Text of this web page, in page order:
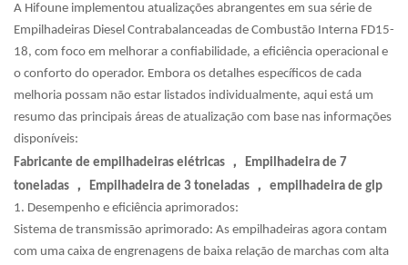
A Hifoune implementou atualizações abrangentes em sua série de
Empilhadeiras Diesel Contrabalanceadas de Combustão Interna FD15-
18, com foco em melhorar a confiabilidade, a eficiência operacional e
o conforto do operador. Embora os detalhes específicos de cada
melhoria possam não estar listados individualmente, aqui está um
resumo das principais áreas de atualização com base nas informações
disponíveis:
Fabricante de empilhadeiras elétricas ，
Empilhadeira de 7
toneladas ， Empilhadeira de 3 toneladas ， empilhadeira de glp
1. Desempenho e eficiência aprimorados:
Sistema de transmissão aprimorado: As empilhadeiras agora contam
com uma caixa de engrenagens de baixa relação de marchas com alta